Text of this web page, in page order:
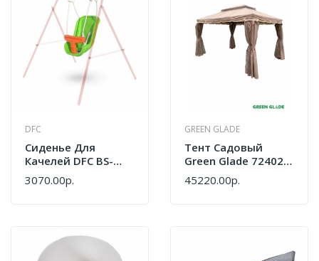
DFC
Сиденье Для
Качелей DFC BS-
03SEAT
3070.00р.
GREEN GLADE
Тент Садовый
Green Glade 72402
3х4х2,75 М
Полиэстер
45220.00р.